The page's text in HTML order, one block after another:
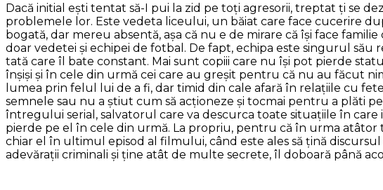
Dacă initial eşti tentat să-I pui la zid pe toţi agresorii, treptat ţi se
problemele lor. Este vedeta liceului, un băiat care face cucerire
bogată, dar mereu absentă, aşa că nu e de mirare că îşi face
doar vedetei şi echipei de fotbal. De fapt, echipa este singurul
tată care îl bate constant. Mai sunt copiii care nu îşi pot pierde
înşişi şi în cele din urmă cei care au greşit pentru că nu au făcut
lumea prin felul lui de a fi, dar timid din cale afară în relaţiile cu
semnele sau nu a ştiut cum să acţioneze şi tocmai pentru a plăti
întregului serial, salvatorul care va descurca toate situaţiile în
pierde pe el în cele din urmă. La propriu, pentru că în urma atâtor
chiar el în ultimul episod al filmului, când este ales să ţină
adevăraţii criminali şi ţine atât de multe secrete, îl doboară până